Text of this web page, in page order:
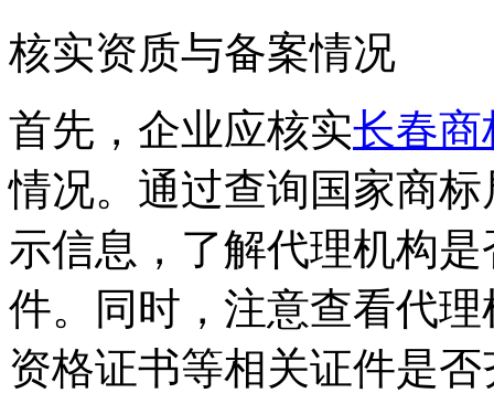
核实资质与备案情况
首先，企业应核实长春商
情况。通过查询国家商
示信息，了解代理机构
件。同时，注意查看代
资格证书等相关证件是